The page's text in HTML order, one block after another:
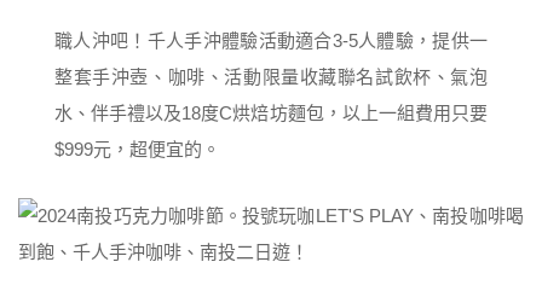
職人沖吧！千人手沖體驗活動適合3-5人體驗，提供一
整套手沖壺、咖啡、活動限量收藏聯名試飲杯、氣泡
水、伴手禮以及18度C烘焙坊麵包，以上一組費用只要
$999元，超便宜的。